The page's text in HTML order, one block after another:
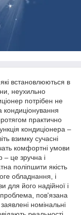
встановлюються в
неухильно
потрібен не
кондиціонування
практично
кондиціонера –
взимку сучасні
комфортні умови
– це зручна і
поліпшити якість
обладнання, і
для його надійної і
проблема, пов'язана
номінальні